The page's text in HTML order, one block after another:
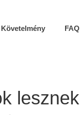
Követelmény FAQ